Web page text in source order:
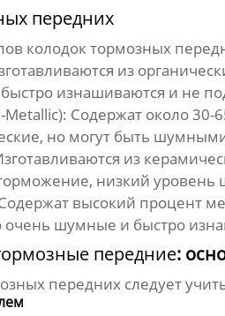
передних
колодок тормозных
из
изнашиваются и не
Содержат около 30-
но могут быть
из
низкий
высокий процент
очень шумные и быстро
передние:
переднихследует